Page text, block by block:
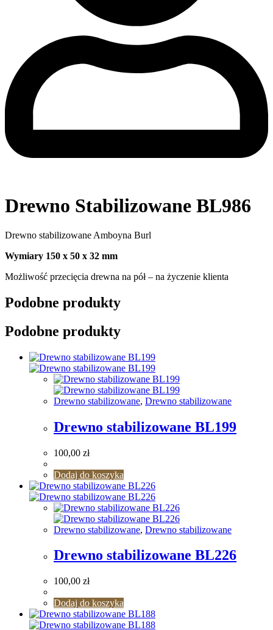
Drewno Stabilizowane BL986
Drewno stabilizowane Amboyna Burl
Wymiary 150 x 50 x 32 mm
Możliwość przecięcia drewna na pół – na życzenie klienta
Podobne produkty
Podobne produkty
Drewno stabilizowane, Drewno stabilizowane
Drewno stabilizowane BL199
100,00 zł
Dodaj do koszyka
Drewno stabilizowane, Drewno stabilizowane
Drewno stabilizowane BL226
100,00 zł
Dodaj do koszyka